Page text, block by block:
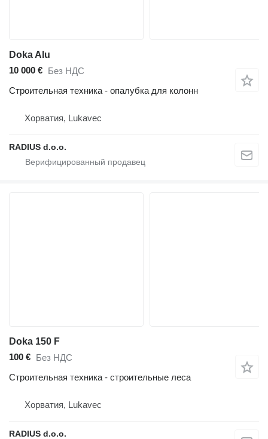
Doka Alu
10 000 € Без НДС
Строительная техника - опалубка для колонн
Хорватия, Lukavec
RADIUS d.o.o.
Doka 150 F
100 €
Без НДС
Строительная техника - строительные леса
Хорватия, Lukavec
RADIUS d.o.o.